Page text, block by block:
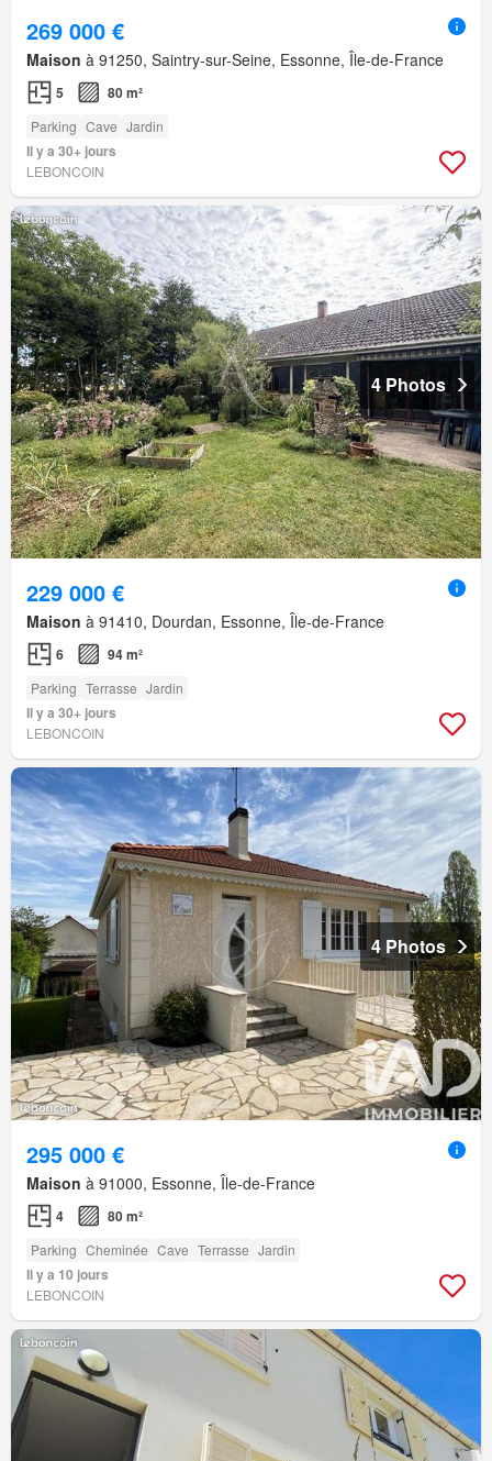
269 000 €
Maison à 91250, Saintry-sur-Seine, Essonne, Île-de-France
5 80 m²
Parking Cave Jardin
Il y a 30+ jours
LEBONCOIN
4 Photos
229 000 €
Maison à 91410, Dourdan, Essonne, Île-de-France
6 94 m²
Parking Terrasse Jardin
Il y a 30+ jours
LEBONCOIN
4 Photos
295 000 €
Maison à 91000, Essonne, Île-de-France
4 80 m²
Parking Cheminée Cave Terrasse Jardin
Il y a 10 jours
LEBONCOIN